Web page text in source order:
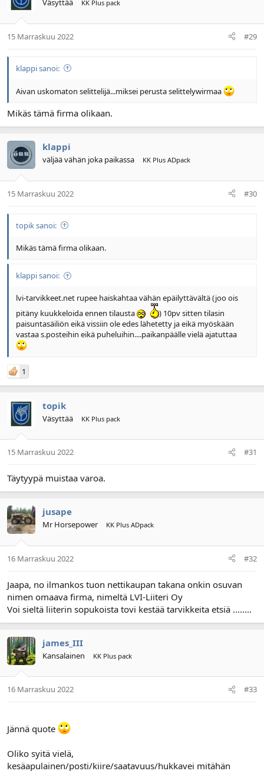
Väsyttää KK Plus pack
15 Marraskuu 2022 #29
klappi sanoi:
Aivan uskomaton selittelijä...miksei perusta selittelywirmaa
Mikäs tämä firma olikaan.
klappi
väljää vähän joka paikassa KK Plus ADpack
15 Marraskuu 2022 #30
topik sanoi:
Mikäs tämä firma olikaan.
klappi sanoi:
lvi-tarvikkeet.net rupee haiskahtaa vähän epäilyttävältä (joo ois
pitäny kuukkeloida ennen tilausta
) 10pv sitten tilasin
paisuntasäiliön eikä vissiin ole edes lähetetty ja eikä myöskään
vastaa s.posteihin eikä puheluihin....paikanpäälle vielä ajatuttaa
1
topik
Väsyttää KK Plus pack
15 Marraskuu 2022 #31
Täytyypä muistaa varoa.
jusape
Mr Horsepower KK Plus ADpack
16 Marraskuu 2022 #32
Jaapa, no ilmankos tuon nettikaupan takana onkin osuvan
nimen omaava firma, nimeltä LVI-Liiteri Oy
Voi sieltä liiterin sopukoista tovi kestää tarvikkeita etsiä ........
james_III
Kansalainen KK Plus pack
16 Marraskuu 2022 #33
Jännä quote
Oliko syitä vielä,
kesäapulainen/posti/kiire/saatavuus/hukkavei mitähän